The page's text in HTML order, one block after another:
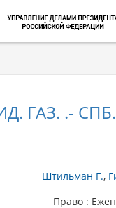
ГАЗ. .-
Штильман Г.
Право :